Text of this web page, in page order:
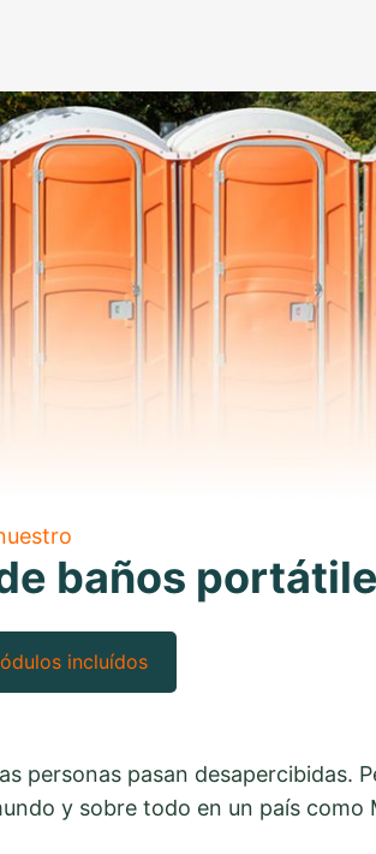
baños
incluídos
personas pasan desapercibidas.
y sobre todo en un país como